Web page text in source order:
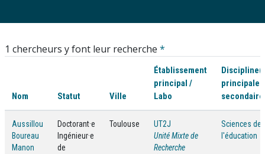
1 chercheurs y font leur recherche *
Nom Statut Ville
Établissement
principal /
Labo
principale /
Aussillou
Boureau
Manon
Doctorant·e
Ingénieur·e
de
Toulouse
UT2J
Unité Mixte de
Recherche
Sciences de
l'éducation